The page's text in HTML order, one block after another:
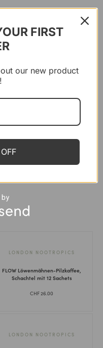
FLOW Löwenmähnen-Pilzkaffee,
Schachtel mit 12 Sachets
CHF26.00
LONDON NOOTROPICS
LONDON NOOTROPICS
FIRST
our new product